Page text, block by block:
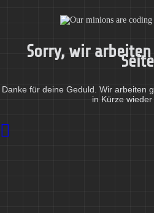
Sorry, wir Seite
Danke für deine Geduld. Wir arbeiten
in Kürze wieder